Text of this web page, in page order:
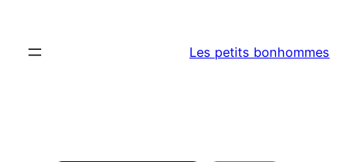
contenu
Les petits bonhommes